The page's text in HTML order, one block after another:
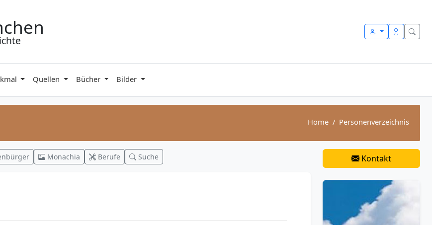
Quellen Bücher Bilder
Home Personenverzeichnis
Monachia Berufe Suche Kontakt